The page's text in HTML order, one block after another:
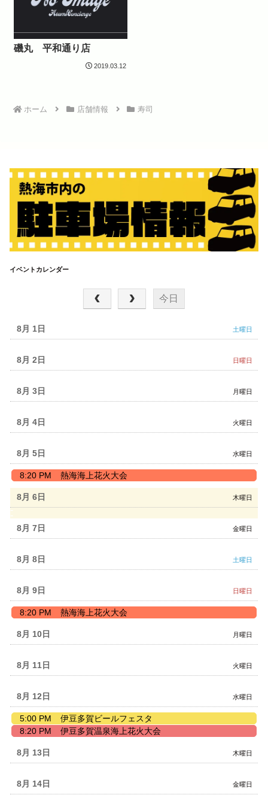
磯丸 平和通り店
2019.03.12
ホーム 店舗情報 寿司
イベントカレンダー
今日
土曜日
8月 1
日曜日
8月 2
月曜日
8月 3
火曜日
8月 4
水曜日
8月 5
水
日,
8
月
5th
2026
8:20 PM 熱海海上花火大会
木曜日
8月 6
金曜日
8月 7
土曜日
8月 8
日曜日
8月 9
日
日,
8
9th
2026
8:20 PM 熱海海上花火大会
月曜日
8月 10
火曜日
8月 11
水曜日
8月 12
水
曜
日,
月
2026
5:00 PM
伊豆多賀ビールフェスタ
水
日,
8
12th
2026
8:20 PM 伊豆多賀温泉海上花火大会
木曜日
8月 13
金曜日
8月 14